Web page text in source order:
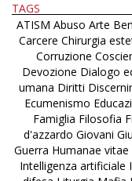
TAGS
ATISM Abuso Arte
Carcere Chirurgia
Corruzione
Devozione Dialogo
umana Diritti
Ecumenismo
Famiglia Filosofia
d'azzardo Giovani
Guerra Humanae vitae
Intelligenza artificiale